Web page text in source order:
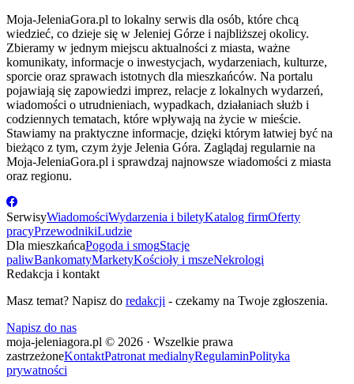
Moja-JeleniaGora.pl to lokalny serwis dla osób, które chcą
wiedzieć, co dzieje się w Jeleniej Górze i najbliższej okolicy.
Zbieramy w jednym miejscu aktualności z miasta, ważne
komunikaty, informacje o inwestycjach, wydarzeniach, kulturze,
sporcie oraz sprawach istotnych dla mieszkańców. Na portalu
pojawiają się zapowiedzi imprez, relacje z lokalnych wydarzeń,
wiadomości o utrudnieniach, wypadkach, działaniach służb i
codziennych tematach, które wpływają na życie w mieście.
Stawiamy na praktyczne informacje, dzięki którym łatwiej być na
bieżąco z tym, czym żyje Jelenia Góra. Zaglądaj regularnie na
Moja-JeleniaGora.pl i sprawdzaj najnowsze wiadomości z miasta
oraz regionu.
SerwisyWiadomościWydarzenia i biletyKatalog firmOferty
pracyPrzewodnikiLudzie
Dla mieszkańcaPogoda i smogStacje
paliwBankomatyMarketyKościoły i mszeNekrologi
Redakcja i kontakt
Masz temat? Napisz do redakcji - czekamy na Twoje zgłoszenia.
Napisz do nas
moja-jeleniagora.pl © 2026 · Wszelkie prawa
zastrzeżoneKontaktPatronat medialnyRegulaminPolityka
prywatności